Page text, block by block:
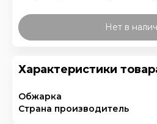
Нет в
Характеристики
Обжарка
Страна производитель